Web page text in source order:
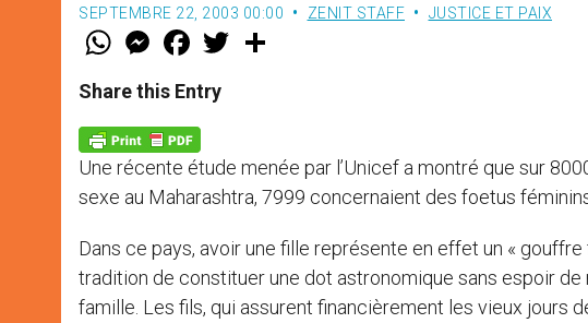
SEPTEMBRE 22, 2003 00:00 ZENIT STAFF JUSTICE ET PAIX
W
t
s
p
p
M
e
s
e
g
e
r
F
a
e
b
k
w
Share this Entry
Une récente étude menée par l’Unicef a montré que sur
sexe au Maharashtra, 7999 concernaient des foetus
Dans ce pays, avoir une fille représente en effet un «
tradition de constituer une dot astronomique sans espoir de
famille. Les fils, qui assurent financièrement les vieux jours